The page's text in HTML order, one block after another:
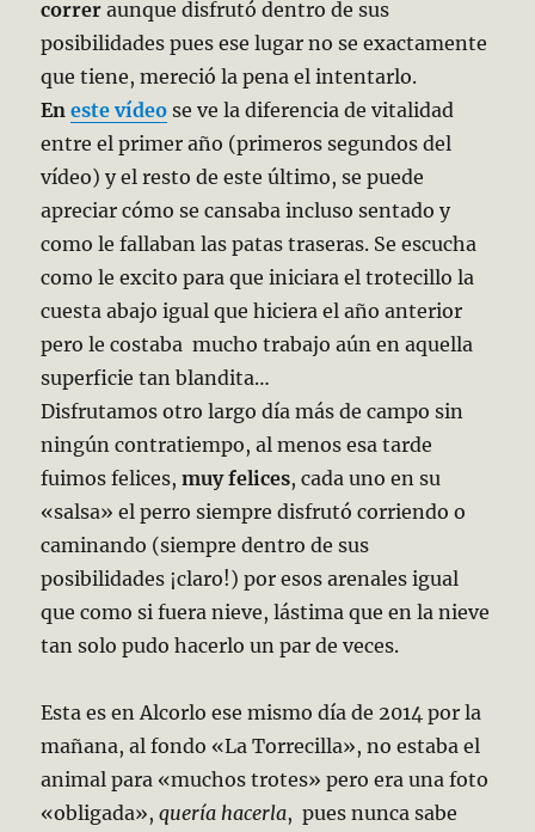
correr aunque disfrutó dentro de sus
posibilidades pues ese lugar no se exactamente
que tiene, mereció la pena el intentarlo.
Eneste vídeo se ve la diferencia de vitalidad
entre el primer año (primeros segundos del
vídeo) y el resto de este último, se puede
apreciar cómo se cansaba incluso sentado y
como le fallaban las patas traseras. Se escucha
como le excito para que iniciara el trotecillo la
cuesta abajo igual que hiciera el año anterior
pero le costaba mucho trabajo aún en aquella
superficie tan blandita…
Disfrutamos otro largo día más de campo sin
ningún contratiempo, al menos esa tarde
fuimos felices, muy felices, cada uno en su
«salsa» el perro siempre disfrutó corriendo o
caminando (siempre dentro de sus
posibilidades ¡claro!) por esos arenales igual
que como si fuera nieve, lástima que en la nieve
tan solo pudo hacerlo un par de veces.
Esta es en Alcorlo ese mismo día de 2014 por la
mañana, al fondo «La Torrecilla», no estaba el
animal para «muchos trotes» pero era una foto
«obligada»,quería hacerla, pues nunca sabe